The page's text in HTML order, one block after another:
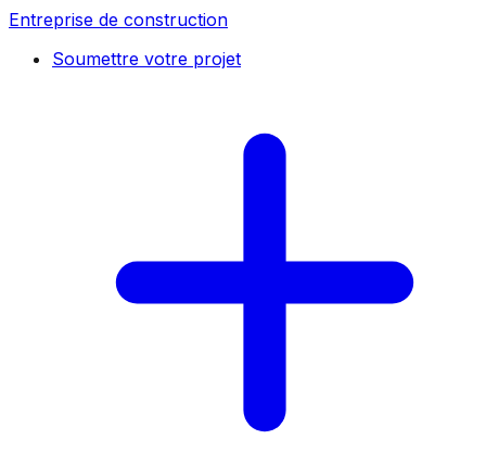
Entreprise de construction
Soumettre votre projet